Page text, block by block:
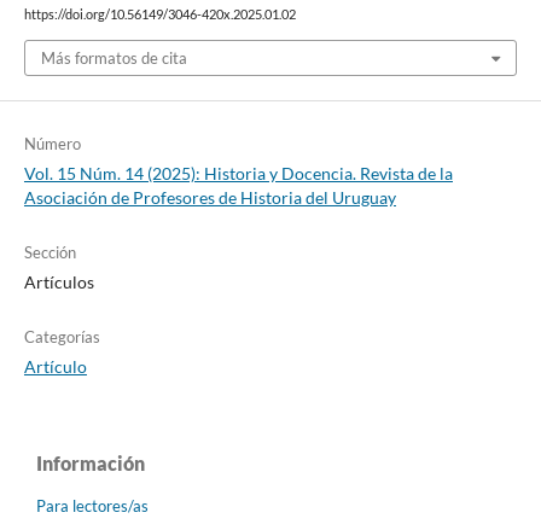
https://doi.org/10.56149/3046-420x.2025.01.02
Más formatos de cita
Número
Vol. 15 Núm. 14 (2025): Historia y Docencia. Revista de la
Asociación de Profesores de Historia del Uruguay
Sección
Artículos
Categorías
Artículo
Información
Para lectores/as